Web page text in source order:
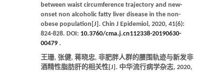
between waist circumference trajectory and new-
onset non alcoholic fatty liver disease in the non-
obese population[J]. Chin J Epidemiol , 2020, 41(6):
824-828. DOI: 10.3760/cma.j.cn112338-20190630-
00479.
王珊, 张健, 蒋晓忠, 非肥胖人群的腰围轨迹与新发非
酒精性脂肪肝的相关性[J]. 中华流行病学杂志, 2020,